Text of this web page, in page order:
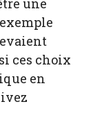
une
ces choix
en